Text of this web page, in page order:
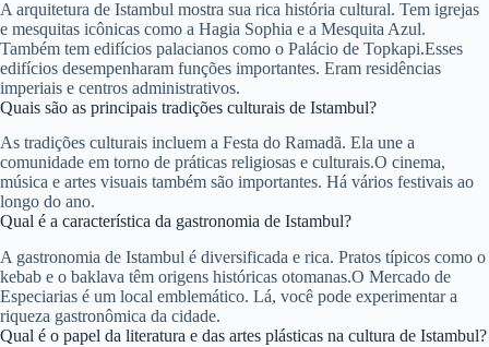
A arquitetura de Istambul mostra sua rica história cultural. Tem igrejas
e mesquitas icônicas como a Hagia Sophia e a Mesquita Azul.
Também tem edifícios palacianos como o Palácio de Topkapi.Esses
edifícios desempenharam funções importantes. Eram residências
imperiais e centros administrativos.
Quais são as principais tradições culturais de Istambul?
As tradições culturais incluem a Festa do Ramadã. Ela une a
comunidade em torno de práticas religiosas e culturais.O cinema,
música e artes visuais também são importantes. Há vários festivais ao
longo do ano.
Qual é a característica da gastronomia de Istambul?
A gastronomia de Istambul é diversificada e rica. Pratos típicos como o
kebab e o baklava têm origens históricas otomanas.O Mercado de
Especiarias é um local emblemático. Lá, você pode experimentar a
riqueza gastronômica da cidade.
Qual é o papel da literatura e das artes plásticas na cultura de Istambul?